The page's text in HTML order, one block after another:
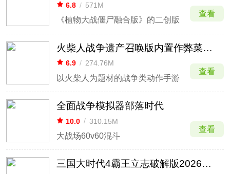
6.8 / 571M
《植物大战僵尸融合版》的二创版
查看
火柴人战争遗产召唤版内置作弊菜单最新版
6.9 / 274.76M
以火柴人为题材的战争类动作手游
查看
全面战争模拟器部落时代
10.0 / 310.15M
大战场60v60混斗
查看
三国大时代4霸王立志破解版2026最新版